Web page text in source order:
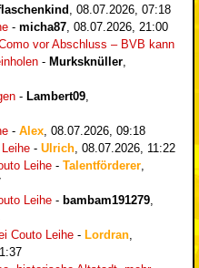
08.07.2026, 07:18
- micha87 08.07.2026, 21:00
vor Abschluss – BVB kann
- Murksknüller
- Lambert09
- Alex 08.07.2026, 09:18
- Ulrich 08.07.2026, 11:22
Leihe - Talentförderer
Leihe - bambam191279
Couto Leihe - Lordran